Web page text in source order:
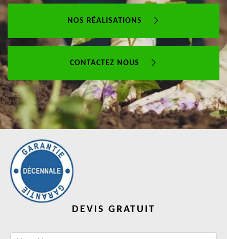
NOS RÉALISATIONS
CONTACTEZ NOUS
DEVIS GRATUIT